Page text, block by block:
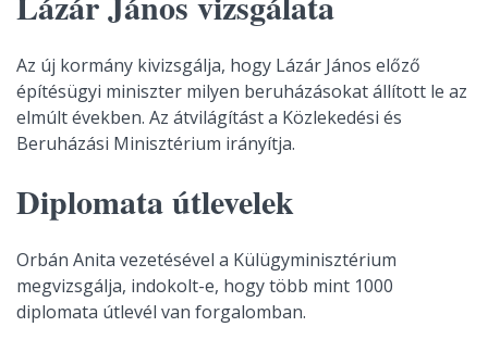
Az új kormány kivizsgálja, hogy Lázár János előző
építésügyi miniszter milyen beruházásokat állított le az
elmúlt években. Az átvilágítást a Közlekedési és
Beruházási Minisztérium irányítja.
Diplomata útlevelek
Orbán Anita vezetésével a Külügyminisztérium
megvizsgálja, indokolt-e, hogy több mint 1000
diplomata útlevél van forgalomban.